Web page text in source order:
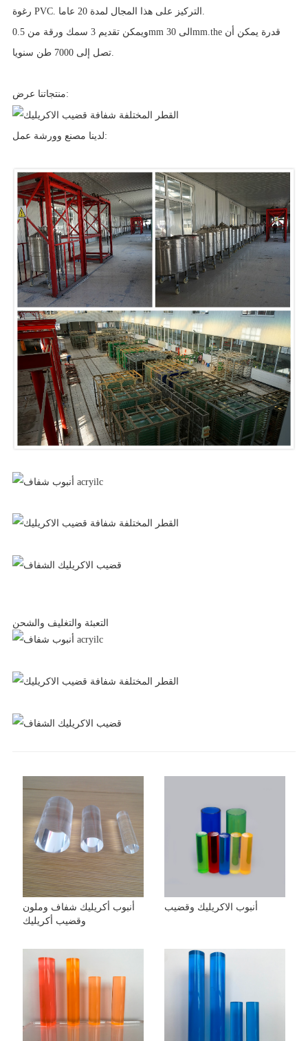
ويمكن تقديم 3 سمك ورقة من 0.5mm الى 30mm.the قدرة يمكن أن
تصل إلى 7000 طن سنويا.
منتجاتنا عرض:
لدينا مصنع وورشة عمل:
التعبئة والتغليف والشحن
أنبوب أكريليك شفاف وملون
وقضيب أكريليك
أنبوب الاكريليك وقضيب